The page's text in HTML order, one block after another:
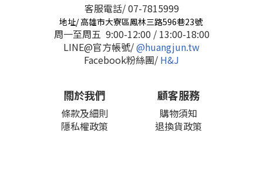
客服電話/ 07-7815999
地址/ 高雄市大寮區鳳林三路596巷23號
周一至周五 9:00-12:00 / 13:00-18:00
LINE@官方帳號/@huangjun.tw
Facebook粉絲團/ H&J
關於我們
條款及細則
隱私權政策
顧客服務
購物須知
退換貨政策